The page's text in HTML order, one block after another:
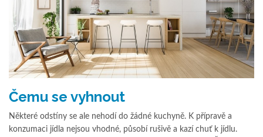
Čemu se vyhnout
Některé odstíny se ale nehodí do žádné kuchyně. K přípravě a
konzumaci jídla nejsou vhodné, působí rušivě a kazí chuť k jídlu.